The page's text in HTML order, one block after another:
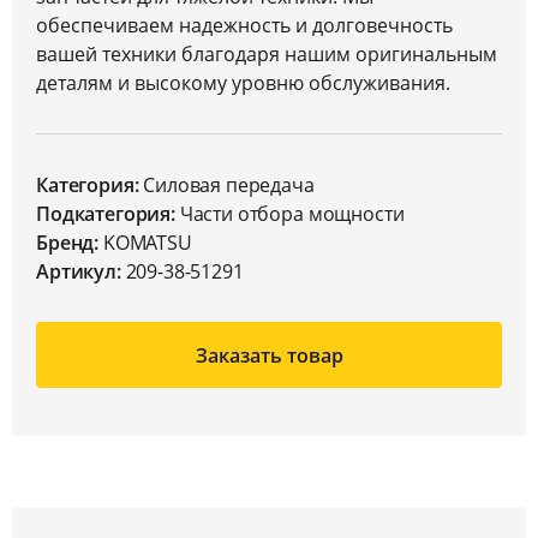
обеспечиваем надежность и долговечность
вашей техники благодаря нашим оригинальным
деталям и высокому уровню обслуживания.
Категория:Силовая передача
Подкатегория:Части отбора мощности
Бренд: KOMATSU
Артикул:209-38-51291
Заказать товар